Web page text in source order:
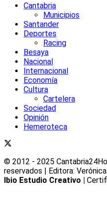
Cantabria
Municipios
Santander
Deportes
Racing
Besaya
Nacional
Internacional
Economía
Cultura
Cartelera
Sociedad
Opinión
Hemeroteca
© 2012 - 2025
reservados | Editora:
Ibio Estudio Creativo |